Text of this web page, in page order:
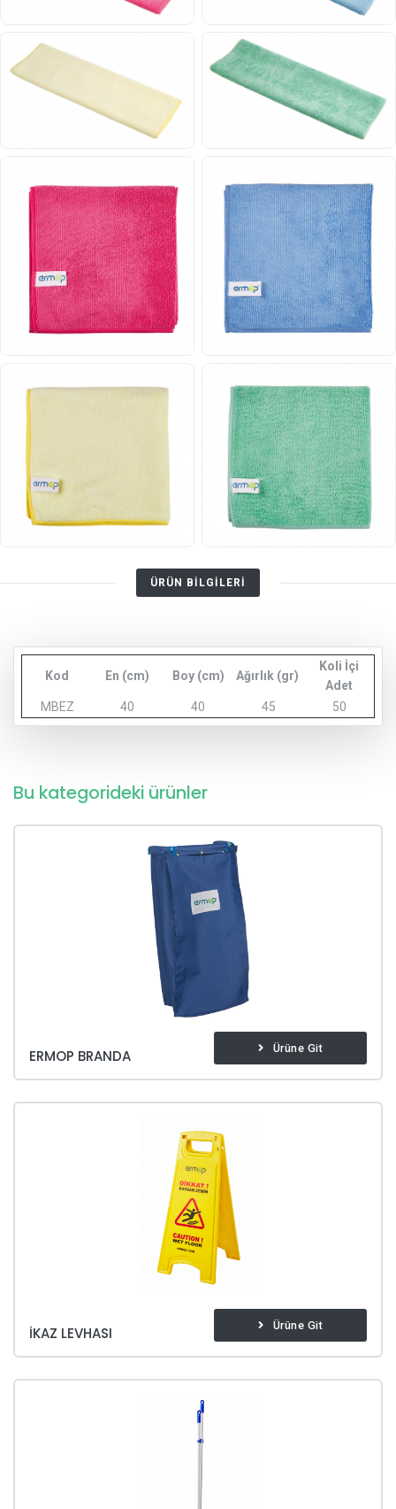
ÜRÜN BİLGİLERİ
Kod En (cm) Boy (cm) Ağırlık (gr)
Koli İçi
Adet
MBEZ
40 40 45 50
Bu kategorideki ürünler
ERMOP BRANDA Ürüne Git
İKAZ LEVHASI Ürüne Git